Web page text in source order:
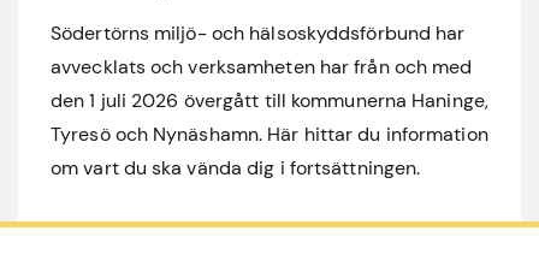
Södertörns miljö- och hälsoskyddsförbund har
avvecklats och verksamheten har från och med
den 1 juli 2026 övergått till kommunerna Haninge,
Tyresö och Nynäshamn. Här hittar du information
om vart du ska vända dig i fortsättningen.